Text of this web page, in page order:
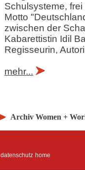
Schulsysteme,
Motto
zwischen der
Kabarettistin Idil
Regisseurin,
mehr...
Archiv Women +
datenschutz home